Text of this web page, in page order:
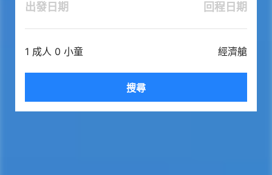
出發日期 回程日期
1 成人 0 小童 經濟艙
搜尋